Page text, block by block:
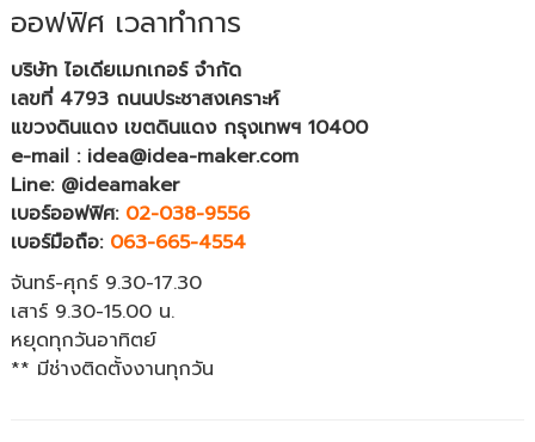
ออฟฟิศ เวลาทำการ
บริษัท ไอเดียเมกเกอร์ จำกัด
เลขที่ 4793 ถนนประชาสงเคราะห์
แขวงดินแดง เขตดินแดง กรุงเทพฯ 10400
e-mail : idea@idea-maker.com
Line: @ideamaker
เบอร์ออฟฟิศ: 02-038-9556
เบอร์มือถือ: 063-665-4554
จันทร์-ศุกร์ 9.30-17.30
เสาร์ 9.30-15.00 น.
หยุดทุกวันอาทิตย์
** มีช่างติดตั้งงานทุกวัน